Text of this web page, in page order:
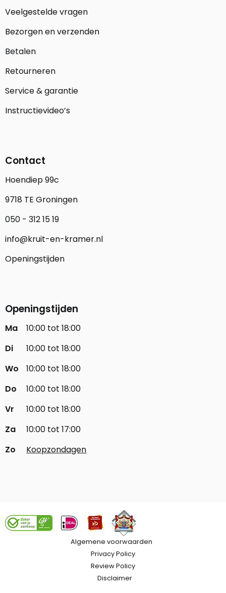
Veelgestelde vragen
Bezorgen en verzenden
Betalen
Retourneren
Service & garantie
Instructievideo’s
Contact
Hoendiep 99c
9718 TE Groningen
050 - 312 15 19
info@kruit-en-kramer.nl
Openingstijden
Openingstijden
Ma
10:00 tot 18:00
Di
10:00 tot 18:00
Wo
10:00 tot 18:00
Do
10:00 tot 18:00
Vr
10:00 tot 18:00
Za
10:00 tot 17:00
Zo
Koopzondagen
Algemene voorwaarden
Privacy Policy
Review Policy
Disclaimer